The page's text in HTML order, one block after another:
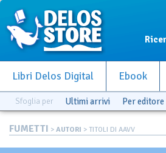
Libri Delos Digital Ebook
Sfoglia per Ultimi arrivi Per editore
FUMETTI > AUTORI > TITOLI DI AAVV